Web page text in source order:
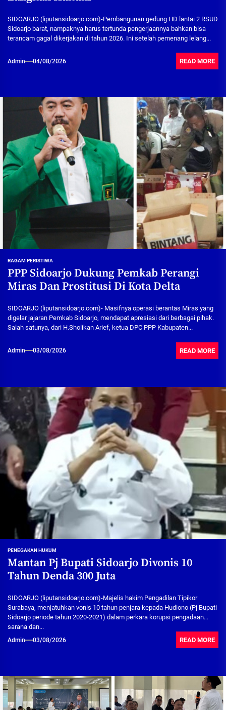
SIDOARJO (liputansidoarjo.com)-Pembangunan gedung HD lantai 2 RSUD
Sidoarjo barat, nampaknya harus tertunda pengerjaannya bahkan bisa
terancam gagal dikerjakan di tahun 2026. Ini setelah pemenang lelang...
Admin 04/08/2026 READ MORE
RAGAM PERISTIWA
PPP Sidoarjo Dukung Pemkab Perangi
Miras Dan Prostitusi Di Kota Delta
SIDOARJO (liputansidoarjo.com)- Masifnya operasi berantas Miras yang
digelar jajaran Pemkab Sidoarjo, mendapat apresiasi dari berbagai pihak.
Salah satunya, dari H.Sholikan Arief, ketua DPC PPP Kabupaten...
Admin 03/08/2026 READ MORE
PENEGAKAN HUKUM
Mantan Pj Bupati Sidoarjo Divonis 10
Tahun Denda 300 Juta
SIDOARJO (liputansidoarjo.com)-Majelis hakim Pengadilan Tipikor
Surabaya, menjatuhkan vonis 10 tahun penjara kepada Hudiono (Pj Bupati
Sidoarjo periode tahun 2020-2021) dalam perkara korupsi pengadaan
sarana dan...
Admin 03/08/2026 READ MORE